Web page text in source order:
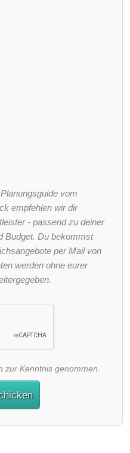
vom
empfehlen wir dir
- passend zu deiner
Budget. Du bekommst
per Mail von
werden ohne eurer
zur Kenntnis genommen.